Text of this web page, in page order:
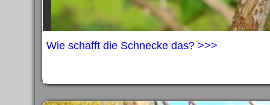
Wie schafft die Schnecke das? >>>